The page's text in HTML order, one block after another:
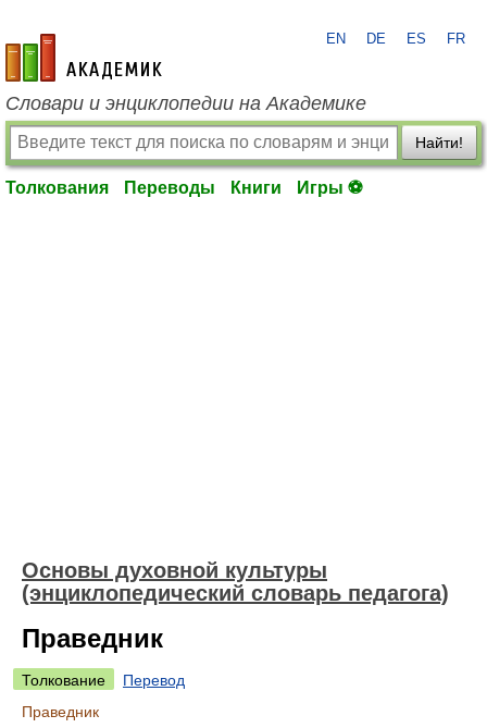
academic.ru
EN DE ES FR
Словари и энциклопедии на Академике
Найти!
Толкования Переводы Книги Игры ⚽
Основы духовной культуры
(энциклопедический словарь педагога)
Праведник
Толкование
Перевод
Праведник